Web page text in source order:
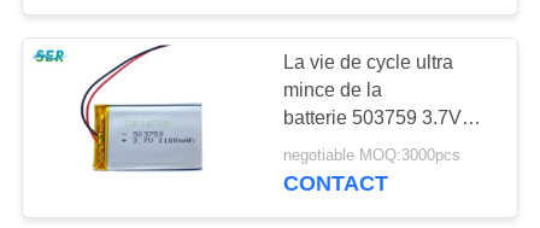
PRIVACY
POLICY
batterie d'ion de
lithium
La vie de cycle ultra
mince de la
batterie 503759 3.7V
1300mAh de polymère
de lithium 500 pour le
negotiable MOQ:3000pcs
CONTACT